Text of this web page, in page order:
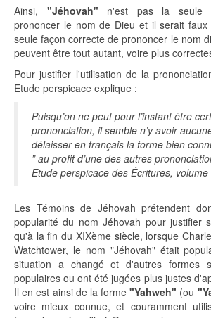
Ainsi, "Jéhovah" n'est pas la seule
prononcer le nom de Dieu et il serait
seule façon correcte de prononcer le nom
peuvent être tout autant, voire plus
Pour justifier l'utilisation de la
Etude perspicace explique :
Puisqu’on ne peut pour l’instant être
prononciation, il semble n’y avoir
délaisser en français la forme bien
” au profit d’une des autres
Etude perspicace des Écritures,
Les Témoins de Jéhovah prétendent
popularité du nom Jéhovah pour justifier
qu'à la fin du XIXème siècle, lorsque
Watchtower, le nom "Jéhovah" était
situation a changé et d'autres formes
populaires ou ont été jugées plus justes
Il en est ainsi de la forme"Yahweh" (ou
voire mieux connue, et couramment